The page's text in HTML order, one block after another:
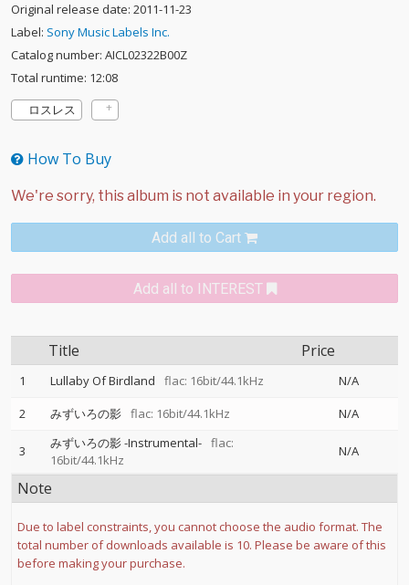
Original release date: 2011-11-23
Label: Sony Music Labels Inc.
Catalog number: AICL02322B00Z
Total runtime: 12:08
ロスレス
How To Buy
Add all to Cart
Add all to INTEREST
Title Price
1 Lullaby Of Birdland flac: 16bit/44.1kHz
N/A
2
みずいろの影 flac: 16bit/44.1kHz N/A
3 みずいろの影 -Instrumental- flac:
16bit/44.1kHz
N/A
Note
Due to label constraints, you cannot choose the audio format. The
total number of downloads available is 10. Please be aware of this
before making your purchase.